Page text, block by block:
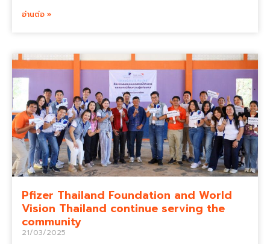
อ่านต่อ »
Pfizer Thailand Foundation and World
Vision Thailand continue serving the
community
21/03/2025